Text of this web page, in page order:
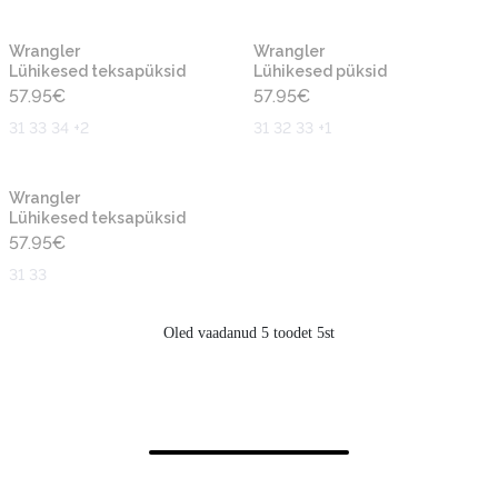
Wrangler
Lühikesed teksapüksid
57.95€
31 33 34 +2
Wrangler
Lühikesed püksid
57.95€
31 32 33 +1
Wrangler
Lühikesed teksapüksid
57.95€
31 33
Oled vaadanud 5 toodet 5st